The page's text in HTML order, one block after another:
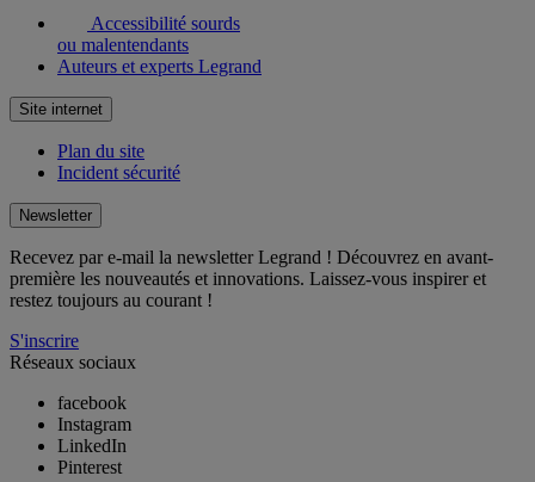
Accessibilité sourds
ou malentendants
Auteurs et experts Legrand
Site internet
Plan du site
Incident sécurité
Newsletter
Recevez par e-mail la newsletter Legrand ! Découvrez en avant-
première les nouveautés et innovations. Laissez-vous inspirer et
restez toujours au courant !
S'inscrire
Réseaux sociaux
facebook
Instagram
LinkedIn
Pinterest